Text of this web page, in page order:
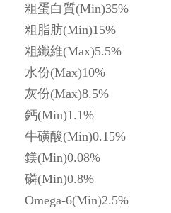
粗蛋白質(Min)35%
粗脂肪(Min)15%
粗纖維(Max)5.5%
水份(Max)10%
灰份(Max)8.5%
鈣(Min)1.1%
牛磺酸(Min)0.15%
鎂(Min)0.08%
磷(Min)0.8%
Omega-6(Min)2.5%